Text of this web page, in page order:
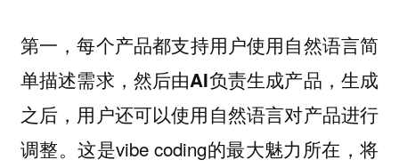
第一，每个产品都支持用户使用自然语言简
单描述需求，然后由AI负责生成产品，生成
之后，用户还可以使用自然语言对产品进行
调整。这是vibe coding的最大魅力所在，将